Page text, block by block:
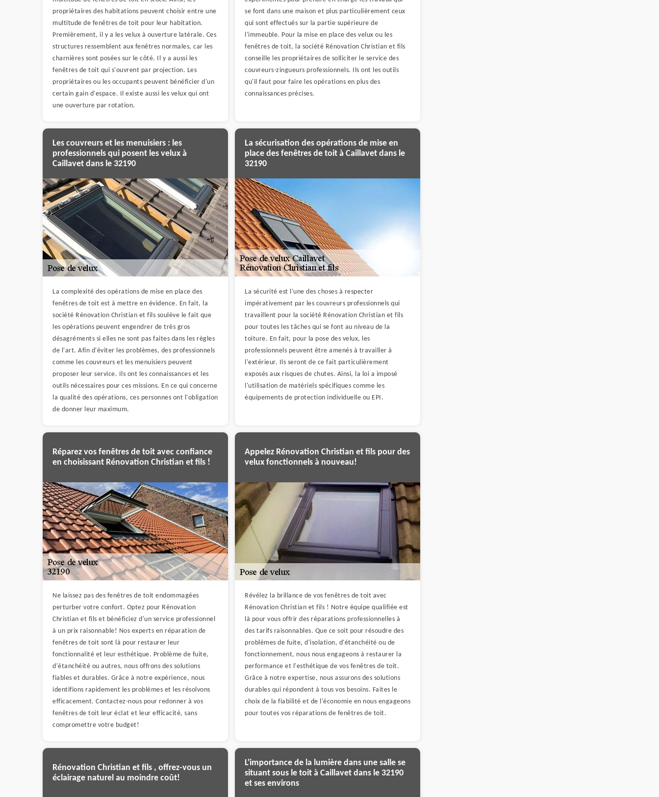
propriétaires des habitations peuvent choisir entre une
multitude de fenêtres de toit pour leur habitation.
Premièrement, il y a les velux à ouverture latérale. Ces
structures ressemblent aux fenêtres normales, car les
charnières sont posées sur le côté. Il y a aussi les
fenêtres de toit qui s'ouvrent par projection. Les
propriétaires ou les occupants peuvent bénéficier d'un
certain gain d'espace. Il existe aussi les velux qui ont
une ouverture par rotation.
se font dans une maison et plus particulièrement ceux
qui sont effectués sur la partie supérieure de
l'immeuble. Pour la mise en place des velux ou les
fenêtres de toit, la société Rénovation Christian et fils
conseille les propriétaires de solliciter le service des
couvreurs-zingueurs professionnels. Ils ont les outils
qu'il faut pour faire les opérations en plus des
connaissances précises.
Les couvreurs et les menuisiers : les
professionnels qui posent les velux à
Caillavet dans le 32190
La complexité des opérations de mise en place des
fenêtres de toit est à mettre en évidence. En fait, la
société Rénovation Christian et fils soulève le fait que
les opérations peuvent engendrer de très gros
désagréments si elles ne sont pas faites dans les règles
de l'art. Afin d'éviter les problèmes, des professionnels
comme les couvreurs et les menuisiers peuvent
proposer leur service. Ils ont les connaissances et les
outils nécessaires pour ces missions. En ce qui concerne
la qualité des opérations, ces personnes ont l'obligation
de donner leur maximum.
La sécurisation des opérations de mise en
place des fenêtres de toit à Caillavet dans le
32190
La sécurité est l'une des choses à respecter
impérativement par les couvreurs professionnels qui
travaillent pour la société Rénovation Christian et fils
pour toutes les tâches qui se font au niveau de la
toiture. En fait, pour la pose des velux, les
professionnels peuvent être amenés à travailler à
l'extérieur. Ils seront de ce fait particulièrement
exposés aux risques de chutes. Ainsi, la loi a imposé
l'utilisation de matériels spécifiques comme les
équipements de protection individuelle ou EPI.
Réparez vos fenêtres de toit avec confiance
en choisissant Rénovation Christian et fils !
Ne laissez pas des fenêtres de toit endommagées
perturber votre confort. Optez pour Rénovation
Christian et fils et bénéficiez d'un service professionnel
à un prix raisonnable! Nos experts en réparation de
fenêtres de toit sont là pour restaurer leur
fonctionnalité et leur esthétique. Problème de fuite,
d'étanchéité ou autres, nous offrons des solutions
fiables et durables. Grâce à notre expérience, nous
identifions rapidement les problèmes et les résolvons
efficacement. Contactez-nous pour redonner à vos
fenêtres de toit leur éclat et leur efficacité, sans
compromettre votre budget!
Appelez Rénovation Christian et fils pour des
velux fonctionnels à nouveau!
Révélez la brillance de vos fenêtres de toit avec
Rénovation Christian et fils ! Notre équipe qualifiée est
là pour vous offrir des réparations professionnelles à
des tarifs raisonnables. Que ce soit pour résoudre des
problèmes de fuite, d'isolation, d'étanchéité ou de
fonctionnement, nous nous engageons à restaurer la
performance et l'esthétique de vos fenêtres de toit.
Grâce à notre expertise, nous assurons des solutions
durables qui répondent à tous vos besoins. Faites le
choix de la fiabilité et de l'économie en nous engageons
pour toutes vos réparations de fenêtres de toit.
Rénovation Christian et fils , offrez-vous un
éclairage naturel au moindre coût!
L'importance de la lumière dans une salle se
situant sous le toit à Caillavet dans le 32190
et ses environs